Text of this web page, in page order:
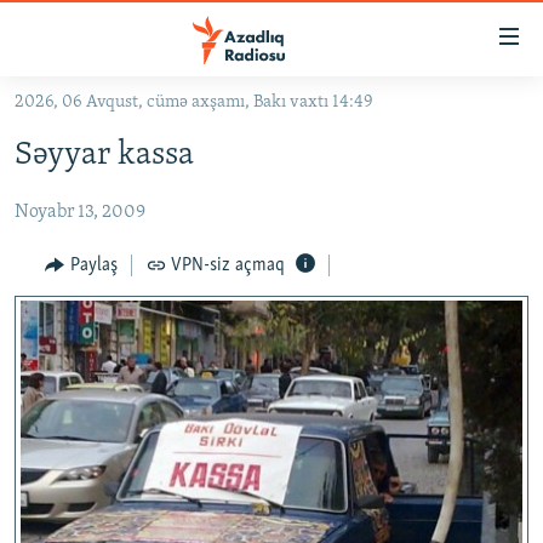
Əsas
qayıt
naviqasiyaya
Axtarışa
keç
#İZAHLA
KORRUPSIOMETR
#ƏSLINDƏ
FƏRQƏ BAX
QANUNI DOĞRU
ARAŞDIRMA
MULTIMEDIA
VIDEO
FOTOQALEREYA
RADIO ARXIV
OXU ZALI
HAQQIMIZDA
2026, 06 Avqust, cümə axşamı, Bakı vaxtı 14:49
Səyyar kassa
Noyabr 13, 2009
Paylaş VPN-siz açmaq